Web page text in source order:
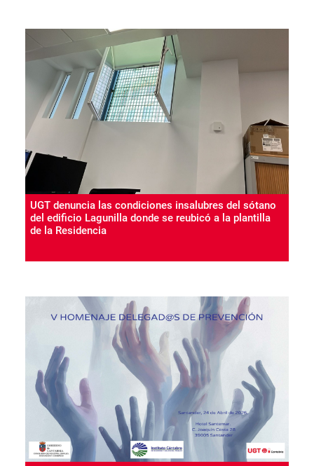
UGT denuncia las condiciones insalubres del sótano
del edificio Lagunilla donde se reubicó a la plantilla
de la Residencia